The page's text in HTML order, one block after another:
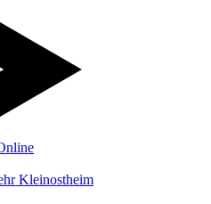
Kleinostheim